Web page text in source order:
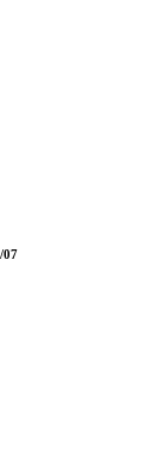
07